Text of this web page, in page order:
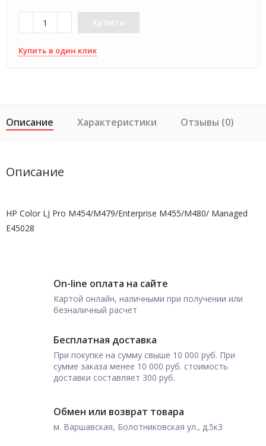
Купить
Купить в один клик
Описание Характеристики Отзывы (0)
Описание
HP Color LJ Pro M454/M479/Enterprise M455/M480/ Managed
E45028
On-line оплата на сайте
Картой онлайн, наличными при получении или
безналичный расчет
Бесплатная доставка
При покупке на сумму свыше 10 000 руб. При
сумме заказа менее 10 000 руб. стоимость
доставки составляет 300 руб.
Обмен или возврат товара
м. Варшавская, Болотниковская ул., д.5к3